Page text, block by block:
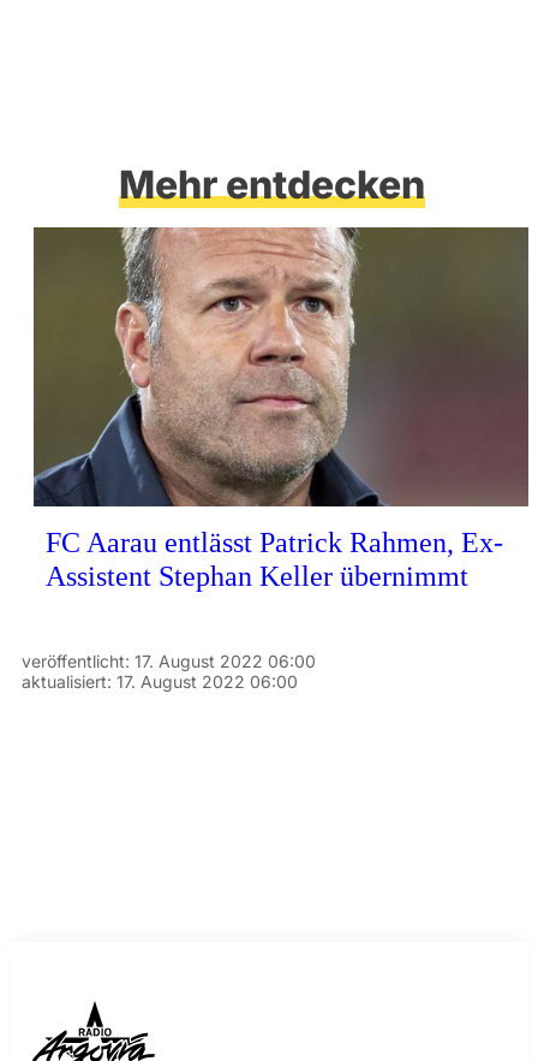
Mehr entdecken
FC Aarau entlässt Patrick Rahmen, Ex-
Assistent Stephan Keller übernimmt
veröffentlicht: 17. August 2022 06:00
aktualisiert: 17. August 2022 06:00